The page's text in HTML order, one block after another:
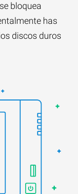
bloquea
has
discos duros